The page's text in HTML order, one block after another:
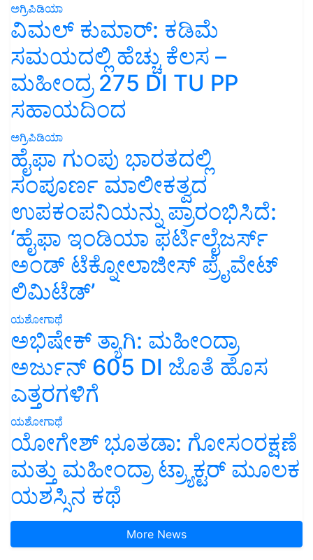
ಅಗ್ರಿಪಿಡಿಯಾ
ವಿಮಲ್ ಕುಮಾರ್: ಕಡಿಮೆ
ಸಮಯದಲ್ಲಿ ಹೆಚ್ಚು ಕೆಲಸ –
ಮಹೀಂದ್ರ 275 DI TU PP
ಸಹಾಯದಿಂದ
ಅಗ್ರಿಪಿಡಿಯಾ
ಹೈಫಾ ಗುಂಪು ಭಾರತದಲ್ಲಿ
ಸಂಪೂರ್ಣ ಮಾಲೀಕತ್ವದ
ಉಪಕಂಪನಿಯನ್ನು ಪ್ರಾರಂಭಿಸಿದೆ:
‘ಹೈಫಾ ಇಂಡಿಯಾ ಫರ್ಟಿಲೈಜರ್ಸ್
ಅಂಡ್ ಟೆಕ್ನೋಲಾಜೀಸ್ ಪ್ರೈವೇಟ್
ಲಿಮಿಟೆಡ್’
ಯಶೋಗಾಥೆ
ಅಭಿಷೇಕ್ ತ್ಯಾಗಿ: ಮಹೀಂದ್ರಾ
ಅರ್ಜುನ್ 605 DI ಜೊತೆ ಹೊಸ
ಎತ್ತರಗಳಿಗೆ
ಯಶೋಗಾಥೆ
ಯೋಗೇಶ್ ಭೂತಡಾ: ಗೋಸಂರಕ್ಷಣೆ
ಮತ್ತು ಮಹೀಂದ್ರಾ ಟ್ರ್ಯಾಕ್ಟರ್ ಮೂಲಕ
ಯಶಸ್ಸಿನ ಕಥೆ
More News